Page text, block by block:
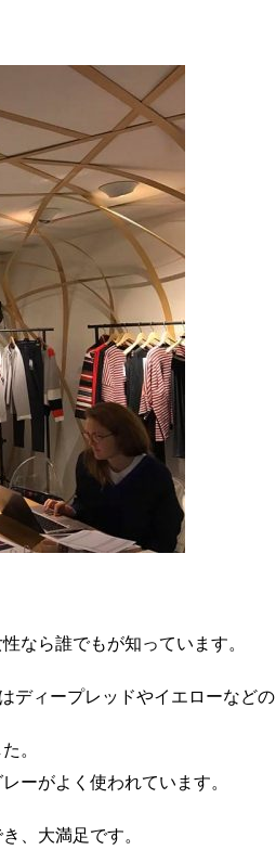
なら誰でもが知っています。
ディープレッドやイエローなどの
。
ーがよく使われています。
、大満足です。